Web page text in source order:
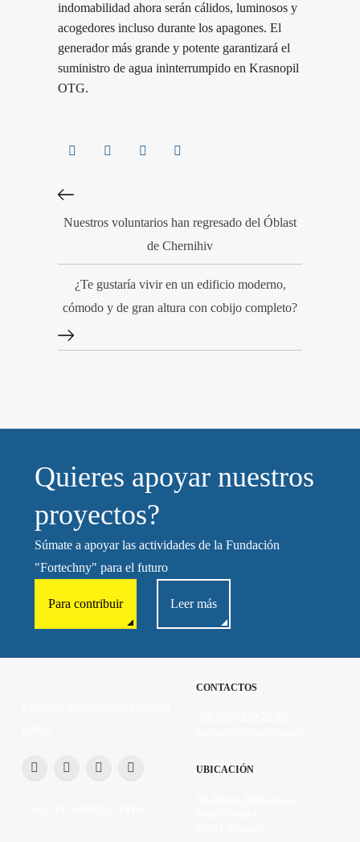
indomabilidad ahora serán cálidos, luminosos y
acogedores incluso durante los apagones. El
generador más grande y potente garantizará el
suministro de agua ininterrumpido en Krasnopil
OTG.
Nuestros voluntarios han regresado del Óblast
de Chernihiv
¿Te gustaría vivir en un edificio moderno,
cómodo y de gran altura con cobijo completo?
Quieres apoyar nuestros
proyectos?
Súmate a apoyar las actividades de la Fundación
"Fortechny" para el futuro
Para contribuir Leer más
CONTACTOS
UBICACIÓN